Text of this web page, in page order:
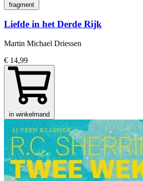
fragment
Liefde in het Derde Rijk
Martin Michael Driessen
€ 14,99
in winkelmand